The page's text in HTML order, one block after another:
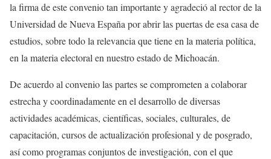
la firma de este convenio tan importante y agradeció al rector de la
Universidad de Nueva España por abrir las puertas de esa casa de
estudios, sobre todo la relevancia que tiene en la materia política,
en la materia electoral en nuestro estado de Michoacán.
De acuerdo al convenio las partes se comprometen a colaborar
estrecha y coordinadamente en el desarrollo de diversas
actividades académicas, científicas, sociales, culturales, de
capacitación, cursos de actualización profesional y de posgrado,
así como programas conjuntos de investigación, con el que